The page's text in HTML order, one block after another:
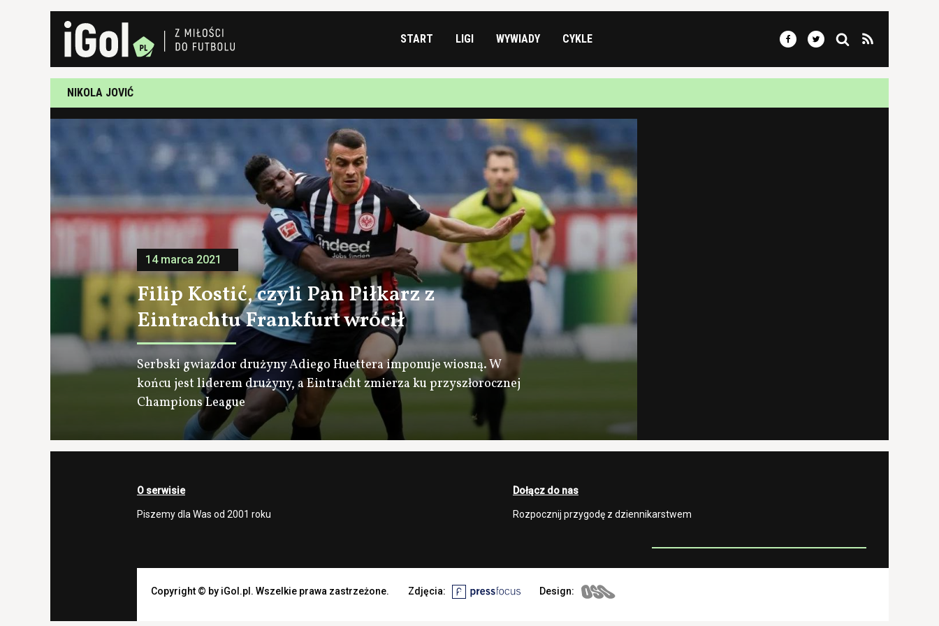
START LIGI WYWIADY CYKLE
NIKOLA JOVIĆ
14 marca 2021
Filip Kostić, czyli Pan Piłkarz z
Eintrachtu Frankfurt wrócił
Serbski gwiazdor drużyny Adiego Huettera imponuje wiosną. W
końcu jest liderem drużyny, a Eintracht zmierza ku przyszłorocznej
Champions League
O serwisie
Piszemy dla Was od 2001 roku
Dołącz do nas
Rozpocznij przygodę z dziennikarstwem
Copyright © by iGol.pl. Wszelkie prawa zastrzeżone. Zdjęcia: Design: